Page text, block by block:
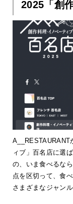
2025「創
A__RESTAURANT
ィブ」百名店に選
の、いま食べるな
点を区切って、食
さまざまなジャン